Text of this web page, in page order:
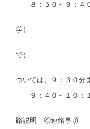
８：５０～９：
受付後に
学）
（部活動
で）
部活動見学
ついては、９：３０分
９：４０～１０：
①教頭挨
路説明 ④連絡事項